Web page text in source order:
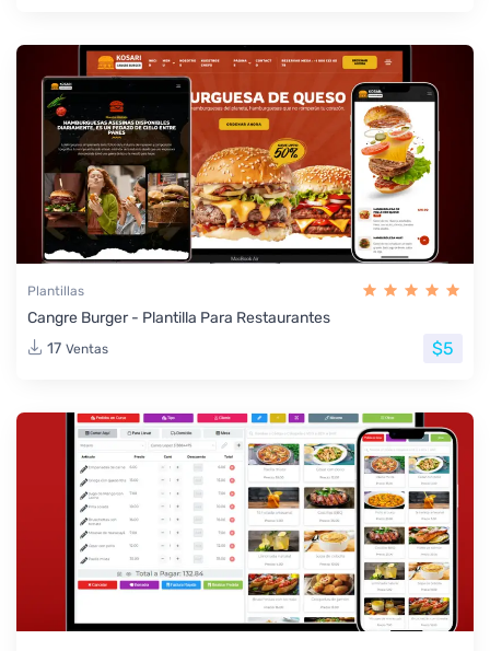
Plantillas
Cangre Burger - Plantilla Para Restaurantes
17 Ventas $5